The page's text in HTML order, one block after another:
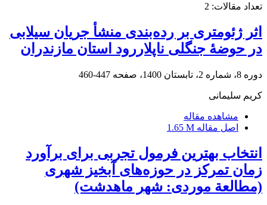
تعداد مقالات: 2
اثر ژئومتری بر رده‌بندی منشأ جریان سیلابی
در حوضۀ جنگلی ناپلاررود استان مازندران
دوره 8، شماره 2، تابستان 1400، صفحه 447-460
کریم سلیمانی
مشاهده مقاله
اصل مقاله 1.65 M
انتخاب بهترین فرمول تجربی برای برآورد
زمان تمرکز در حوزه‌های آبخیز شهری
(مطالعة موردی: شهر ماهدشت)